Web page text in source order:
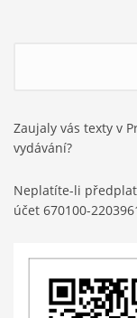
Zaujaly vás texty v
vydávání?
Neplatíte-li
účet 670100-